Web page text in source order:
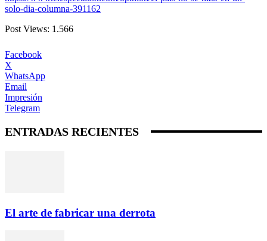
solo-dia-columna-391162
Post Views: 1.566
Facebook
X
WhatsApp
Email
Impresión
Telegram
ENTRADAS RECIENTES
El arte de fabricar una derrota